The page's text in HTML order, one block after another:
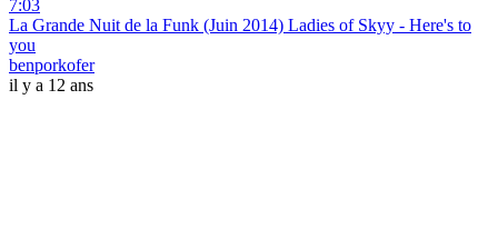
7:03
La Grande Nuit de la Funk (Juin 2014) Ladies of Skyy - Here's to
you
benporkofer
il y a 12 ans